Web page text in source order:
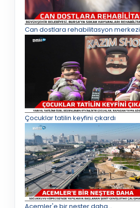
Can dostlara rehabilitasyon merkezi
Çocuklar tatilin keyfini çıkardı